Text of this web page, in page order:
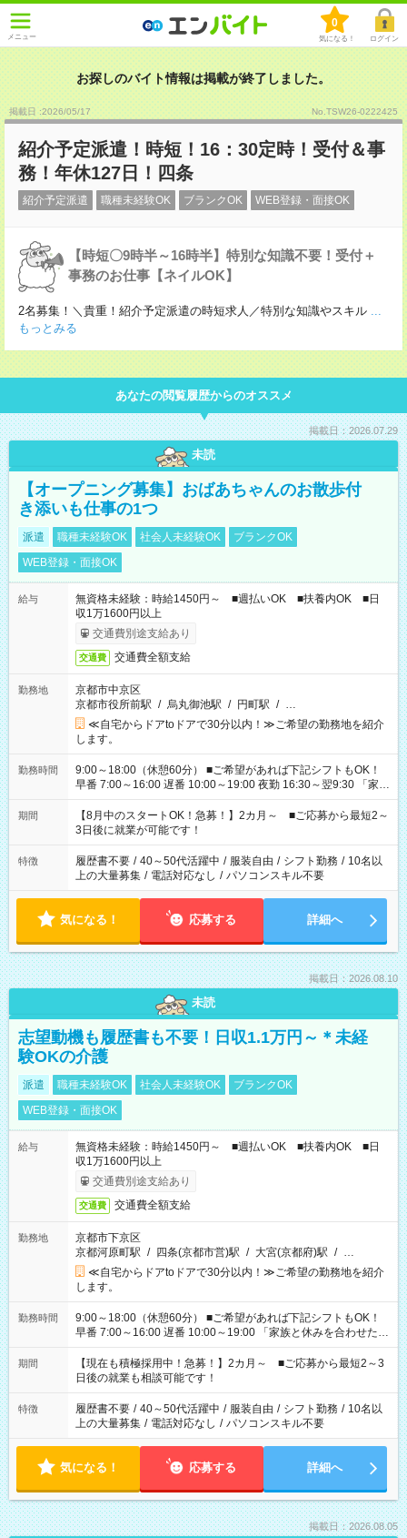
メニュー
0
気になる！ ログイン
お探しのバイト情報は掲載が終了しました。
掲載日 :2026/05/17 No.TSW26-0222425
紹介予定派遣！時短！16：30定時！受付＆事
務！年休127日！四条
紹介予定派遣 職種未経験OK ブランクOK WEB登録・面接OK
【時短〇9時半～16時半】特別な知識不要！受付＋
事務のお仕事【ネイルOK】
2名募集！＼貴重！紹介予定派遣の時短求人／特別な知識やスキル ...
もっとみる
あなたの閲覧履歴からのオススメ
掲載日：2026.07.29
未読
【オープニング募集】おばあちゃんのお散歩付
き添いも仕事の1つ
派遣 職種未経験OK 社会人未経験OK
ブランクOK
WEB登録・面接OK
給与
無資格未経験：時給1450円～ ■週払いOK ■扶養内OK ■日
収1万1600円以上
交通費別途支給あり
交通費 交通費全額支給
勤務地
京都市中京区
京都市役所前駅 / 烏丸御池駅 / 円町駅 / …
≪自宅からドアtoドアで30分以内！≫ご希望の勤務地を紹介
します。
勤務時間
9:00～18:00（休憩60分） ■ご希望があれば下記シフトもOK！
早番 7:00～16:00 遅番 10:00～19:00 夜勤 16:30～翌9:30 「家族
と休みを合わせたい」 「余裕を持って夕飯の準備がしたい」
「できれば残業はしたくない」 など、ご希望を教えてください
ね。 ※Wワーク希望の方へ 今ご覧のお仕事で希望する勤務時間
と、もう1つのお仕事の勤務時間。 合計で週40時間を超える場
合は応募できません。
期間
【8月中のスタートOK！急募！】2カ月～ ■ご応募から最短2～
3日後に就業が可能です！
特徴 履歴書不要 / 40～50代活躍中 / 服装自由 / シフト勤務 / 10名以
上の大量募集 / 電話対応なし / パソコンスキル不要
気になる！ 応募する 詳細へ
掲載日：2026.08.10
未読
志望動機も履歴書も不要！日収1.1万円～＊未経
験OKの介護
派遣 職種未経験OK 社会人未経験OK
ブランクOK
WEB登録・面接OK
給与
無資格未経験：時給1450円～ ■週払いOK ■扶養内OK ■日
収1万1600円以上
交通費別途支給あり
交通費 交通費全額支給
勤務地
京都市下京区
京都河原町駅 / 四条(京都市営)駅 / 大宮(京都府)駅 / …
≪自宅からドアtoドアで30分以内！≫ご希望の勤務地を紹介
します。
勤務時間
9:00～18:00（休憩60分） ■ご希望があれば下記シフトもOK！
早番 7:00～16:00 遅番 10:00～19:00 「家族と休みを合わせた
い」 「余裕を持って夕飯の準備がしたい」 「できれば残業はし
たくない」 など、ご希望を教えてくださいね。 ※Wワーク希望
の方へ 今ご覧のお仕事で希望する勤務時間と、もう1つのお仕事
の勤務時間。 合計で週40時間を超える場合は応募できません。
期間
【現在も積極採用中！急募！】2カ月～ ■ご応募から最短2～3
日後の就業も相談可能です！
特徴 履歴書不要 / 40～50代活躍中 / 服装自由 / シフト勤務 / 10名以
上の大量募集 / 電話対応なし / パソコンスキル不要
気になる！ 応募する 詳細へ
掲載日：2026.08.05